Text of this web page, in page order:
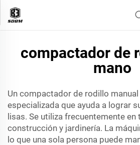
compactador de
mano
Un compactador de rodillo
especializada que ayuda a lograr
lisas. Se utiliza frecuentemente
construcción y jardinería. La
lo que una sola persona puede